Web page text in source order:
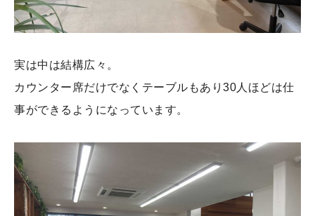
実は中は結構広々。
カウンター席だけでなくテーブルもあり30人ほどは仕
事ができるようになっています。